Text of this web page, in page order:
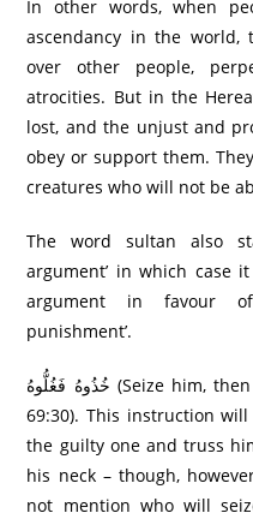
In other words, when
ascendancy in the world,
over other people,
atrocities. But in the
lost, and the unjust and
obey or support them.
creatures who will not be
The word sultan also
argument’ in which case
argument in favour
punishment’.
خُذُوهُ فَغُلُّوهُ (Seize him, then put a collar around his neck…
69:30). This instruction
the guilty one and truss
his neck – though,
not mention who will